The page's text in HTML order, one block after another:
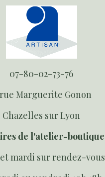
07-80-02-73-76
rue Marguerite Gonon
Chazelles sur Lyon
de l'atelier-boutique
mardi sur rendez-vous